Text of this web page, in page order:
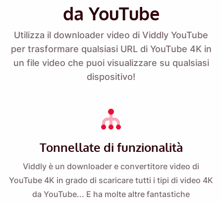
da YouTube
Utilizza il downloader video di Viddly YouTube
per trasformare qualsiasi URL di YouTube 4K in
un file video che puoi visualizzare su qualsiasi
dispositivo!
Tonnellate di funzionalità
Viddly è un downloader e convertitore video di
YouTube 4K in grado di scaricare tutti i tipi di video 4K
da YouTube... E ha molte altre fantastiche
Ricordamelo 🔔
Email